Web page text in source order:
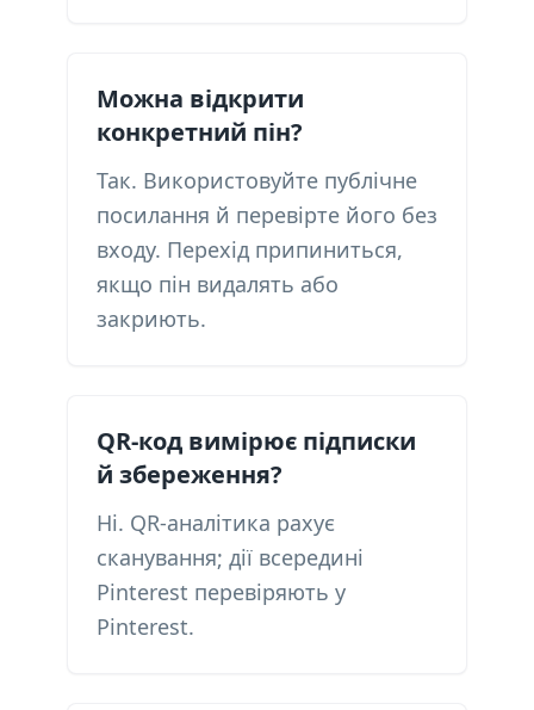
Можна відкрити
конкретний пін?
Так. Використовуйте публічне
посилання й перевірте його без
входу. Перехід припиниться,
якщо пін видалять або
закриють.
QR-код вимірює підписки
й збереження?
Ні. QR-аналітика рахує
сканування; дії всередині
Pinterest перевіряють у
Pinterest.